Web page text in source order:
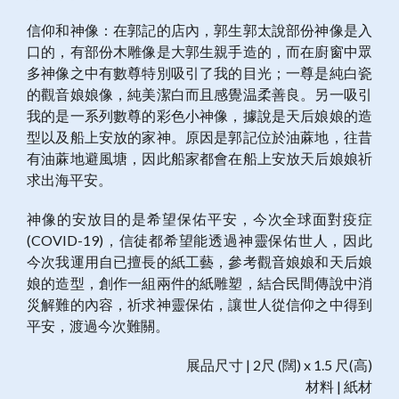
信仰和神像：在郭記的店內，郭生郭太說部份神像是入
口的，有部份木雕像是大郭生親手造的，而在廚窗中眾
多神像之中有數尊特別吸引了我的目光；一尊是純白瓷
的觀音娘娘像，純美潔白而且感覺温柔善良。另一吸引
我的是一系列數尊的彩色小神像，據說是天后娘娘的造
型以及船上安放的家神。原因是郭記位於油蔴地，往昔
有油蔴地避風塘，因此船家都會在船上安放天后娘娘祈
求出海平安。
神像的安放目的是希望保佑平安，今次全球面對疫症
(COVID-19)，信徒都希望能透過神靈保佑世人，因此
今次我運用自已擅長的紙工藝，參考觀音娘娘和天后娘
娘的造型，創作一組兩件的紙雕塑，結合民間傳說中消
災解難的內容，祈求神靈保佑，讓世人從信仰之中得到
平安，渡過今次難關。
展品尺寸 | 2尺 (闊) x 1.5 尺(高)
材料 | 紙材